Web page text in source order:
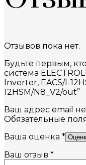
Отзывов пока нет.
Будьте первым,
система
Inverter, EACS/I-
12HSM/N8_V2/out”
Ваш адрес email
Обязательные
Ваша оценка *
Ваш отзыв *